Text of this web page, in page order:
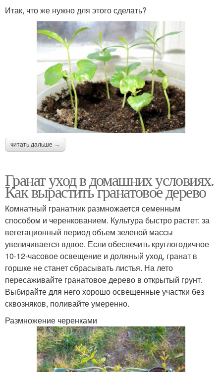
Итак, что же нужно для этого сделать?
читать дальше →
Гранат уход в домашних условиях.
Как вырастить гранатовое дерево
Комнатный гранатник размножается семенным
способом и черенкованием. Культура быстро растет: за
вегетационный период объем зеленой массы
увеличивается вдвое. Если обеспечить круглогодичное
10-12-часовое освещение и должный уход, гранат в
горшке не станет сбрасывать листья. На лето
пересаживайте гранатовое дерево в открытый грунт.
Выбирайте для него хорошо освещенные участки без
сквозняков, поливайте умеренно.
Размножение черенками